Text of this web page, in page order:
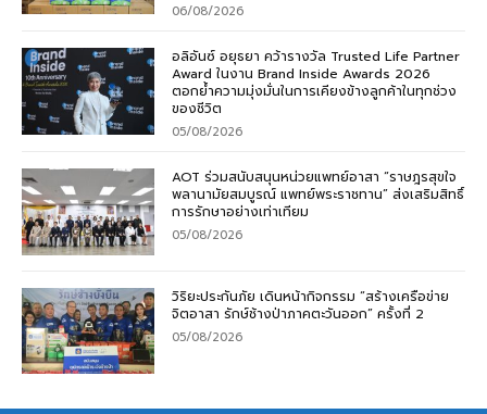
06/08/2026
อลิอันซ์ อยุธยา คว้ารางวัล Trusted Life Partner
Award ในงาน Brand Inside Awards 2026
ตอกย้ำความมุ่งมั่นในการเคียงข้างลูกค้าในทุกช่วง
ของชีวิต
05/08/2026
AOT ร่วมสนับสนุนหน่วยแพทย์อาสา “ราษฎรสุขใจ
พลานามัยสมบูรณ์ แพทย์พระราชทาน” ส่งเสริมสิทธิ์
การรักษาอย่างเท่าเทียม
05/08/2026
วิริยะประกันภัย เดินหน้ากิจกรรม “สร้างเครือข่าย
จิตอาสา รักษ์ช้างป่าภาคตะวันออก” ครั้งที่ 2
05/08/2026